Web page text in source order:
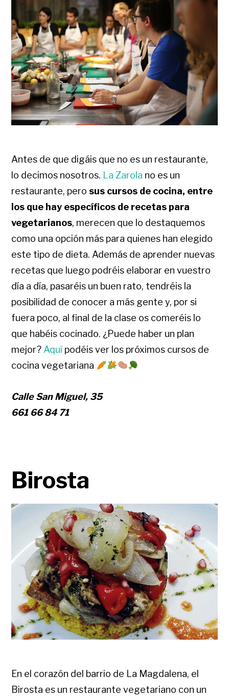
Antes de que digáis que no es un restaurante,
lo decimos nosotros. La Zarola no es un
restaurante, pero sus cursos de cocina, entre
los que hay específicos de recetas para
vegetarianos, merecen que lo destaquemos
como una opción más para quienes han elegido
este tipo de dieta. Además de aprender nuevas
recetas que luego podréis elaborar en vuestro
día a día, pasaréis un buen rato, tendréis la
posibilidad de conocer a más gente y, por si
fuera poco, al final de la clase os comeréis lo
que habéis cocinado. ¿Puede haber un plan
mejor? Aquí podéis ver los próximos cursos de
cocina vegetariana
Calle San Miguel, 35
661 66 84 71
Birosta
En el corazón del barrio de La Magdalena, el
Birosta es un restaurante vegetariano con un